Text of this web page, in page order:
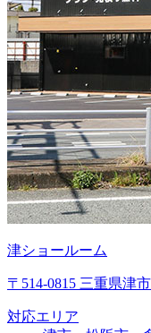
津ショールーム
〒514-0815 三重県津
対応エリア